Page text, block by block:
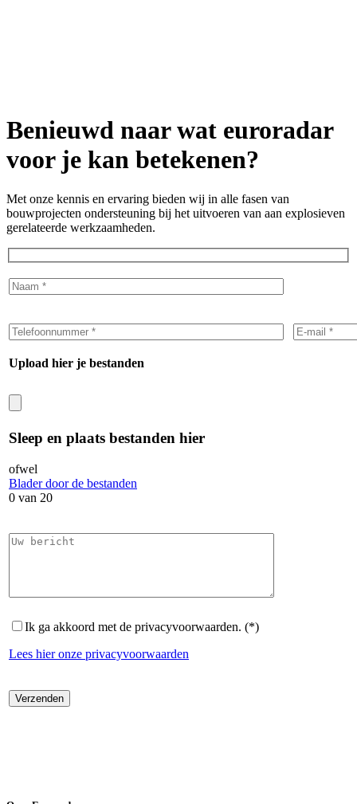
Benieuwd naar wat euroradar
voor je kan betekenen?
Met onze kennis en ervaring bieden wij in alle fasen van
bouwprojecten ondersteuning bij het uitvoeren van aan explosieven
gerelateerde werkzaamheden.
Upload hier je bestanden
Sleep en plaats bestanden hier
ofwel
Blader door de bestanden
0 van 20
Ik ga akkoord met de privacyvoorwaarden. (*)
Lees hier onze privacyvoorwaarden